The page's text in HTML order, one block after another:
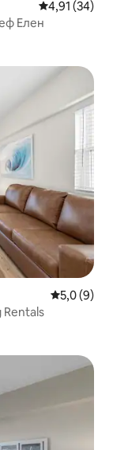
Просечна
4,91 (34)
Елен
Просечна
5,0 (9)
Rentals